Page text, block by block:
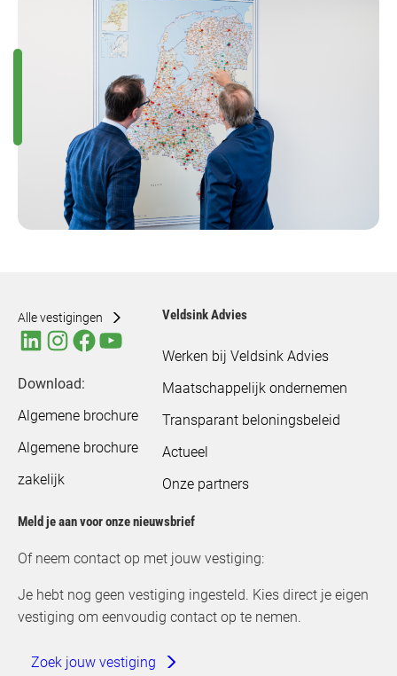
Alle vestigingen
Download:
Algemene brochure
Algemene brochure
zakelijk
Veldsink Advies
Werken bij Veldsink Advies
Maatschappelijk ondernemen
Transparant beloningsbeleid
Actueel
Onze partners
Meld je aan voor onze nieuwsbrief
Of neem contact op met jouw vestiging:
Je hebt nog geen vestiging ingesteld. Kies direct je eigen
vestiging om eenvoudig contact op te nemen.
Zoek jouw vestiging